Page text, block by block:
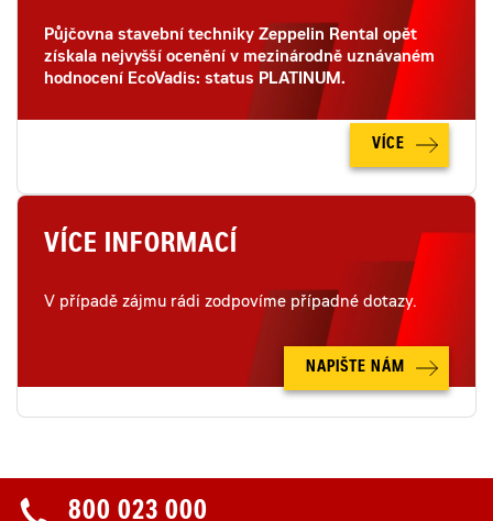
Půjčovna stavební techniky Zeppelin Rental opět
získala nejvyšší ocenění v mezinárodně uznávaném
hodnocení EcoVadis: status PLATINUM.
VÍCE
VÍCE INFORMACÍ
V případě zájmu rádi zodpovíme případné dotazy.
NAPIŠTE NÁM
800 023 000